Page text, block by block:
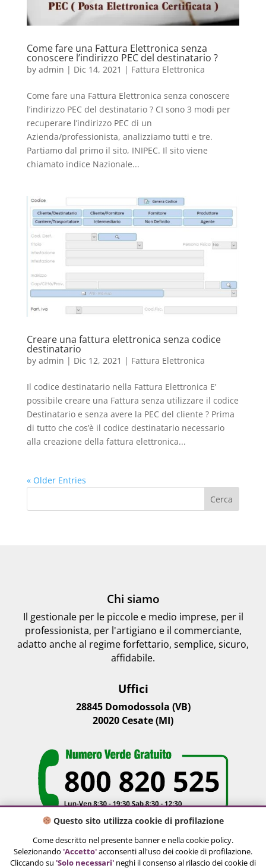
Come fare una Fattura Elettronica senza
conoscere l’indirizzo PEC del destinatario ?
by admin | Dic 14, 2021 | Fattura Elettronica
Come fare una Fattura Elettronica senza conoscere
l’indirizzo PEC del destinatario ? CI sono 3 modi per
recuperare l’indirizzo PEC di un
Azienda/professionista, analizziamo tutti e tre.
Partiamo dal primo il sito, INIPEC. Il sito viene
chiamato indice Nazionale...
Creare una fattura elettronica senza codice
destinatario
by admin | Dic 12, 2021 | Fattura Elettronica
Il codice destinatario nella Fattura Elettronica E’
possibile creare una Fattura senza utilizzare il codice
Destinatario e senza avere la PEC del cliente ? Prima
di tutto che cos’è il codice destinatario necessario
alla creazione della fattura elettronica...
« Older Entries
Cerca
Chi siamo
Il gestionale per le piccole e medio imprese, per il
professionista, per l'artigiano e il commerciante,
adatto anche al regime forfettario, semplice, sicuro,
affidabile.
Uffici
28845 Domodossola (VB)
20020 Cesate (MI)
Social Network
Questo sito utilizza cookie di profilazione
Come descritto nel presente banner e nella cookie policy.
Selezionando 'Accetto'acconsenti all'uso dei cookie di profilazione.
Cliccando su 'Solo necessari' neghi il consenso al rilascio dei cookie di